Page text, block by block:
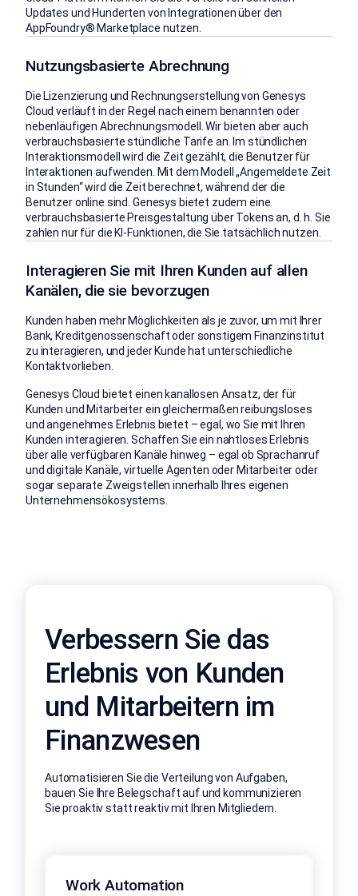
Interagieren Sie mit Ihren Kunden auf allen
Kanälen, die sie bevorzugen
Kunden haben mehr Möglichkeiten als je zuvor, um mit Ihrer
Bank, Kreditgenossenschaft oder sonstigem Finanzinstitut
zu interagieren, und jeder Kunde hat unterschiedliche
Kontaktvorlieben.
Genesys Cloud bietet einen kanallosen Ansatz, der für
Kunden und Mitarbeiter ein gleichermaßen reibungsloses
und angenehmes Erlebnis bietet – egal, wo Sie mit Ihren
Kunden interagieren. Schaffen Sie ein nahtloses Erlebnis
über alle verfügbaren Kanäle hinweg – egal ob Sprachanruf
und digitale Kanäle, virtuelle Agenten oder Mitarbeiter oder
sogar separate Zweigstellen innerhalb Ihres eigenen
Unternehmensökosystems.
Updates und Hunderten von Integrationen über den
AppFoundry® Marketplace nutzen.
Nutzungsbasierte Abrechnung
Die Lizenzierung und Rechnungserstellung von Genesys
Cloud verläuft in der Regel nach einem benannten oder
nebenläufigen Abrechnungsmodell. Wir bieten aber auch
verbrauchsbasierte stündliche Tarife an. Im stündlichen
Interaktionsmodell wird die Zeit gezählt, die Benutzer für
Interaktionen aufwenden. Mit dem Modell „Angemeldete Zeit
in Stunden“ wird die Zeit berechnet, während der die
Benutzer online sind. Genesys bietet zudem eine
verbrauchsbasierte Preisgestaltung über Tokens an, d. h. Sie
zahlen nur für die KI-Funktionen, die Sie tatsächlich nutzen.
Verbessern Sie das
Erlebnis von Kunden
und Mitarbeitern im
Finanzwesen
Automatisieren Sie die Verteilung von Aufgaben,
bauen Sie Ihre Belegschaft auf und kommunizieren
Sie proaktiv statt reaktiv mit Ihren Mitgliedern.
Work Automation